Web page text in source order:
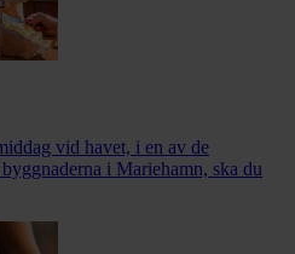
vid havet, i en av de
i Mariehamn, ska du